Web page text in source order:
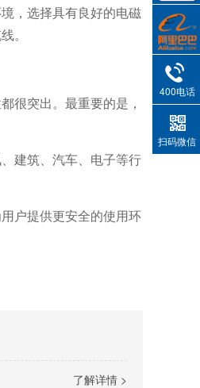
，选择具有良好的电磁
。
很突出。最重要的是，
建筑、汽车、电子等行
户提供更安全的使用环
了解详情 >
400电话
扫码微信